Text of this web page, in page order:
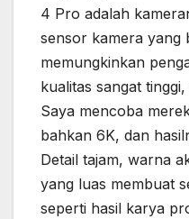
4 Pro adalah
sensor kamera yang
memungkinkan
kualitas sangat
Saya mencoba
bahkan 6K, dan
Detail tajam, warna
yang luas membuat
seperti hasil karya